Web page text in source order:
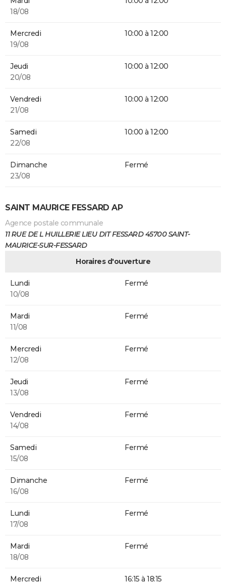
18/08
Mercredi
19/08
10:00 à 12:00
Jeudi
20/08
10:00 à 12:00
Vendredi
21/08
10:00 à 12:00
Samedi
22/08
10:00 à 12:00
Dimanche
23/08
Fermé
SAINT MAURICE FESSARD AP
Agence postale communale
11 RUE DE L HUILLERIE LIEU DIT FESSARD 45700 SAINT-
MAURICE-SUR-FESSARD
Horaires d'ouverture
Lundi
10/08
Fermé
Mardi
11/08
Fermé
Mercredi
12/08
Fermé
Jeudi
13/08
Fermé
Vendredi
14/08
Fermé
Samedi
15/08
Fermé
Dimanche
16/08
Fermé
Lundi
17/08
Fermé
Mardi
18/08
Fermé
Mercredi
16:15 à 18:15